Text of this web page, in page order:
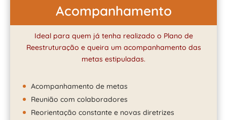
Acompanhamento
Ideal para quem já tenha realizado o Plano de
Reestruturação e queira um acompanhamento das
metas estipuladas.
Acompanhamento de metas
Reunião com colaboradores
Reorientação constante e novas diretrizes